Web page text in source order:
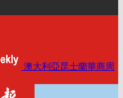
澳大利亞昆士蘭華商周